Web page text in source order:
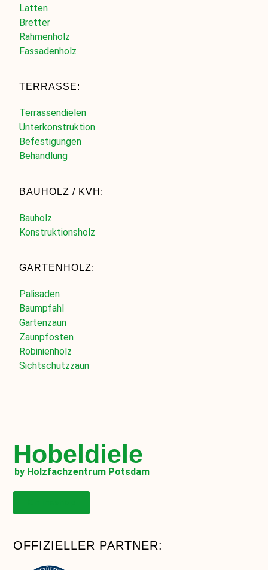
Latten
Bretter
Rahmenholz
Fassadenholz
TERRASSE:
Terrassendielen
Unterkonstruktion
Befestigungen
Behandlung
BAUHOLZ / KVH:
Bauholz
Konstruktionsholz
GARTENHOLZ:
Palisaden
Baumpfahl
Gartenzaun
Zaunpfosten
Robinienholz
Sichtschutzzaun
Hobeldiele
by Holzfachzentrum Potsdam
OFFIZIELLER PARTNER: